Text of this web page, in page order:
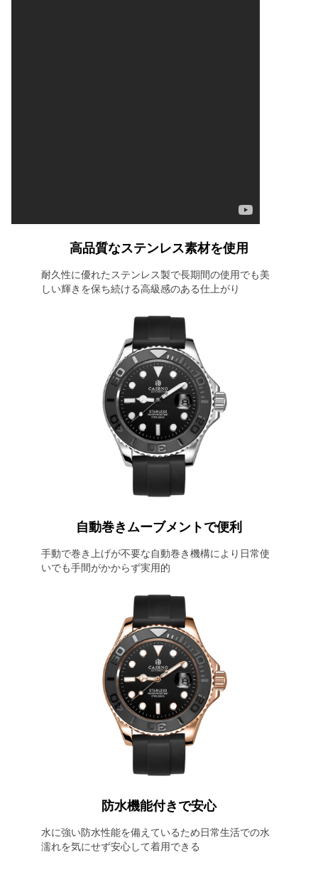
高品質なステンレス素材を使用
耐久性に優れたステンレス製で長期間の使用でも美
しい輝きを保ち続ける高級感のある仕上がり
自動巻きムーブメントで便利
手動で巻き上げが不要な自動巻き機構により日常使
いでも手間がかからず実用的
防水機能付きで安心
水に強い防水性能を備えているため日常生活での水
濡れを気にせず安心して着用できる